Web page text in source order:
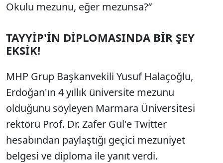
Okulu mezunu, eğer mezunsa?”
TAYYİP'İN DİPLOMASINDA BİR ŞEY
EKSİK!
MHP Grup Başkanvekili Yusuf Halaçoğlu,
Erdoğan'ın 4 yıllık üniversite mezunu
olduğunu söyleyen Marmara Üniversitesi
rektörü Prof. Dr. Zafer Gül'e Twitter
hesabından paylaştığı geçici mezuniyet
belgesi ve diploma ile yanıt verdi.